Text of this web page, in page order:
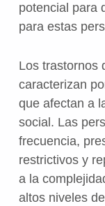
potencial para
para estas
Los trastornos
caracterizan
que afectan a
social. Las
frecuencia,
restrictivos y
a la
altos niveles